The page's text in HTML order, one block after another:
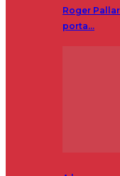
Roger
porta…